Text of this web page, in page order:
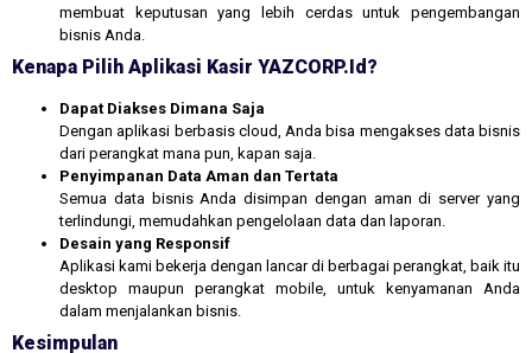
membuat keputusan yang lebih cerdas untuk pengembangan
bisnis Anda.
Kenapa Pilih Aplikasi Kasir YAZCORP.id?
Dapat Diakses Dimana Saja
Dengan aplikasi berbasis cloud, Anda bisa mengakses data bisnis
dari perangkat mana pun, kapan saja.
Penyimpanan Data Aman dan Tertata
Semua data bisnis Anda disimpan dengan aman di server yang
terlindungi, memudahkan pengelolaan data dan laporan.
Desain yang Responsif
Aplikasi kami bekerja dengan lancar di berbagai perangkat, baik itu
desktop maupun perangkat mobile, untuk kenyamanan Anda
dalam menjalankan bisnis.
Kesimpulan